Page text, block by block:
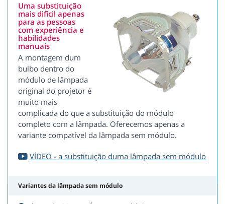
Uma substituição
mais difícil apenas
para as pessoas
com experiência e
habilidades
manuais
A montagem dum
bulbo dentro do
módulo de lâmpada
original do projetor é
muito mais
complicada do que a substituição do módulo
completo com a lâmpada. Oferecemos apenas a
variante compatível da lâmpada sem módulo.
VÍDEO - a substituição duma lâmpada sem módulo
Variantes da lâmpada sem módulo